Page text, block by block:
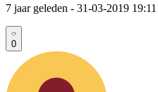
7 jaar geleden - 31-03-2019 19:11
0